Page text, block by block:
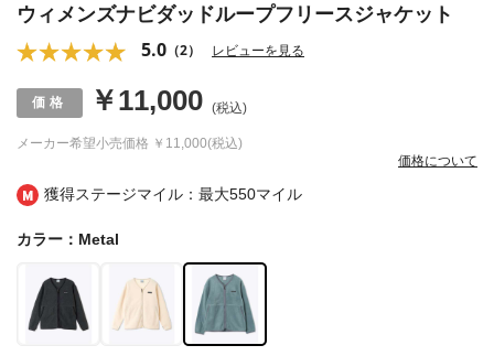
獲得ステージマイル：最大550マイル
ウィメンズナビダッドループフリースジャケット
5.0 （2） レビューを見る
メーカー希望小売価格 ￥11,000(税込)
￥11,000 (税込)
価格について
カラー：Metal